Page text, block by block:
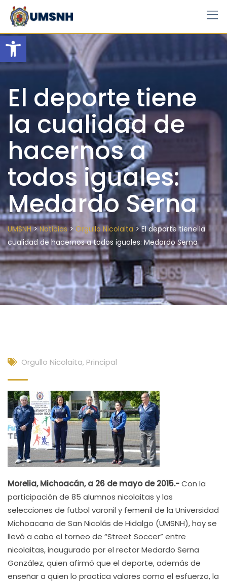
Open toolbar
Skip
content
El deporte tiene
la cualidad de
hacernos a
todos iguales:
Medardo Serna
UMSNH>Noticias> Orgullo Nicolaita >El deporte tiene la
cualidad de hacernos a todos iguales: Medardo Serna
Orgullo Nicolaita, Principal
Morelia, Michoacán, a 26 de mayo de 2015.-Con la
participación de 85 alumnos nicolaitas y las
selecciones de futbol varonil y femenil de la Universidad
Michoacana de San Nicolás de Hidalgo (UMSNH), hoy se
llevó a cabo el torneo de “Street Soccer” entre
nicolaitas, inaugurado por el rector Medardo Serna
González, quien afirmó que el deporte, además de
enseñar a quien lo practica valores como el esfuerzo, la